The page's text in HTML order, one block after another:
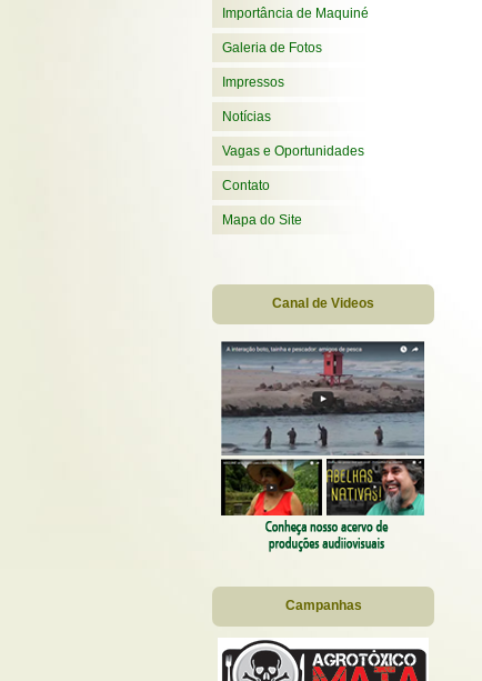
Importância de Maquiné
Galeria de Fotos
Impressos
Notícias
Vagas e Oportunidades
Contato
Mapa do Site
Canal de Videos
Campanhas